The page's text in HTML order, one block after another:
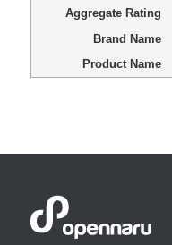
Aggregate Rating
Brand Name
Product Name